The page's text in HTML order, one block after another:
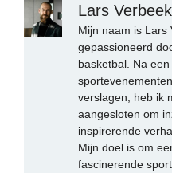
Lars Verbeek
Mijn naam is Lars
gepassioneerd
basketbal. Na
verslagen, heb ik
aangesloten om
inspirerende
Mijn doel is om
fascinerende